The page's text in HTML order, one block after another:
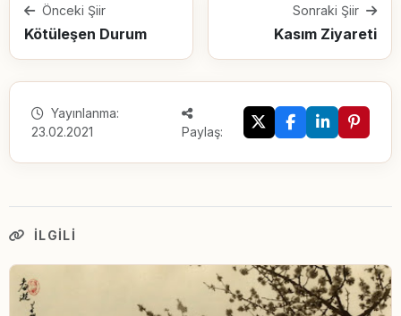
Önceki Şiir
Kötüleşen Durum
Sonraki Şiir
Kasım Ziyareti
Yayınlanma:
23.02.2021
Paylaş:
İLGILI